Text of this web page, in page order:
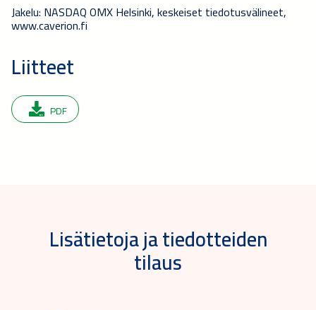
Jakelu: NASDAQ OMX Helsinki, keskeiset tiedotusvälineet,
www.caverion.fi
Liitteet
PDF
Lisätietoja ja tiedotteiden
tilaus